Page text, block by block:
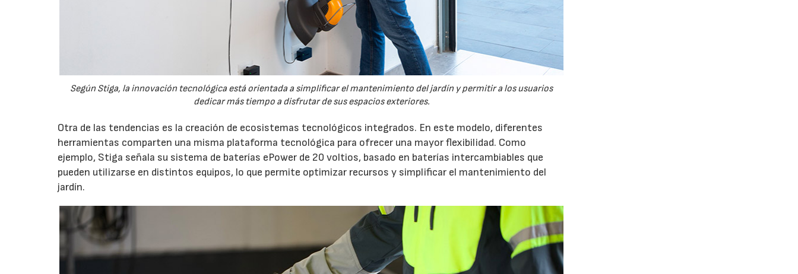
Según Stiga, la innovación tecnológica está orientada a simplificar el mantenimiento del jardín y permitir a los usuarios
dedicar más tiempo a disfrutar de sus espacios exteriores.
Otra de las tendencias es la creación de ecosistemas tecnológicos integrados. En este modelo, diferentes
herramientas comparten una misma plataforma tecnológica para ofrecer una mayor flexibilidad. Como
ejemplo, Stiga señala su sistema de baterías ePower de 20 voltios, basado en baterías intercambiables que
pueden utilizarse en distintos equipos, lo que permite optimizar recursos y simplificar el mantenimiento del
jardín.